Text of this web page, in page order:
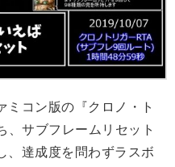
コン版の『クロノ・ト
、サブフレームリセット
、達成度を問わずラスボ